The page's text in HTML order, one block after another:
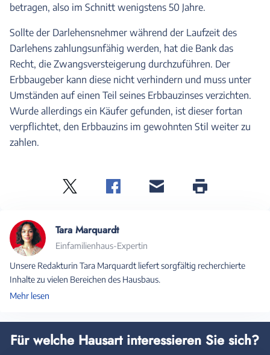
betragen, also im Schnitt wenigstens 50 Jahre.
Sollte der Darlehensnehmer während der Laufzeit des
Darlehens zahlungsunfähig werden, hat die Bank das
Recht, die Zwangsversteigerung durchzuführen. Der
Erbbaugeber kann diese nicht verhindern und muss unter
Umständen auf einen Teil seines Erbbauzinses verzichten.
Wurde allerdings ein Käufer gefunden, ist dieser fortan
verpflichtet, den Erbbauzins im gewohnten Stil weiter zu
zahlen.
Tara Marquardt
Einfamilienhaus-Expertin
Unsere Redakturin Tara Marquardt liefert sorgfältig recherchierte
Inhalte zu vielen Bereichen des Hausbaus.
Mehr lesen
Für welche Hausart interessieren Sie sich?